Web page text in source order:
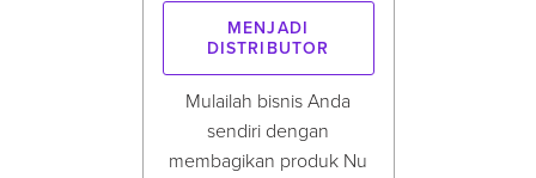
menjadi
distributor
Mulailah bisnis Anda
sendiri dengan
membagikan produk Nu